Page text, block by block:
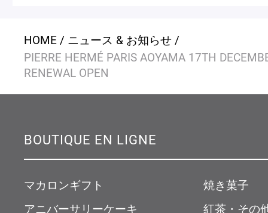
HOME
ニュース & お知らせ
PIERRE HERMÉ PARIS AOYAMA 17TH
RENEWAL OPEN
BOUTIQUE EN LIGNE
マカロンギフト
アニバーサリーケーキ
焼き菓子
紅茶・その